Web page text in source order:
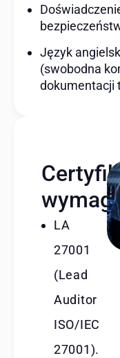
Język
(swobodna
dokumentacji
LA
27001
(Lead
Auditor
ISO/IEC
27001).